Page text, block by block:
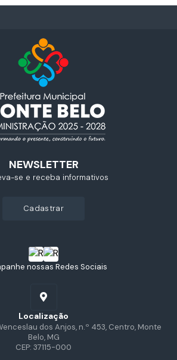
nossas Redes Sociais
Localização
dos Anjos, n.º 453, Centro, Monte
Belo, MG
CEP: 37115-000
NEWSLETTER
se e receba informativos
cadastrar